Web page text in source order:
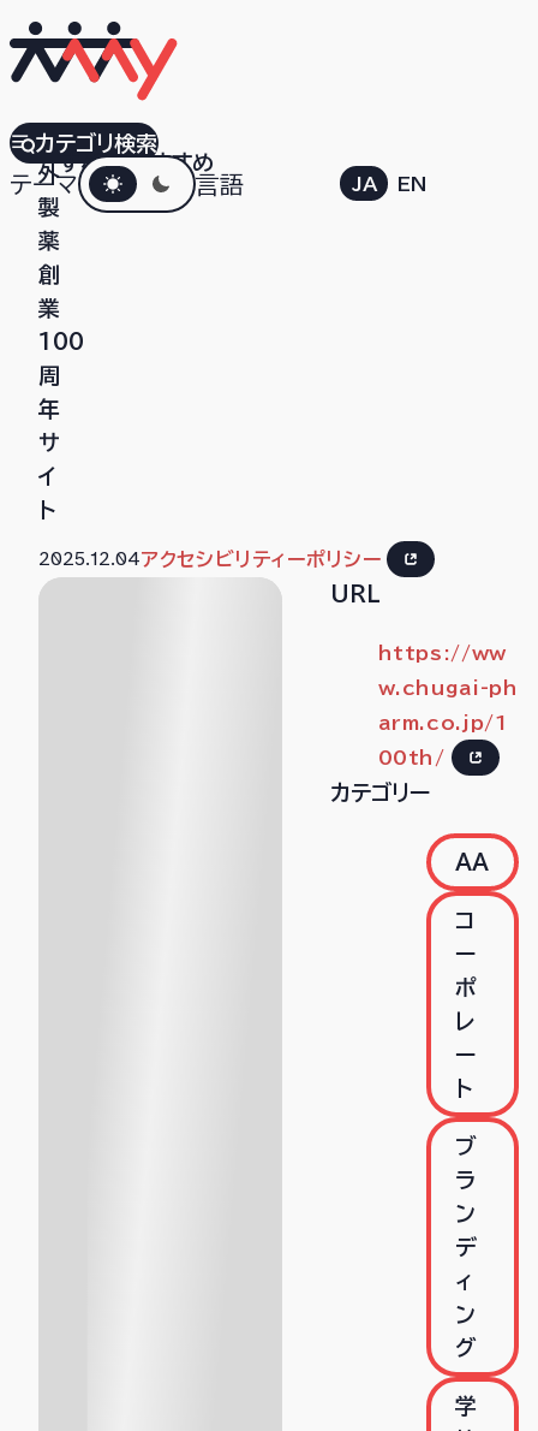
すべておすすめ
テーマダークモード言語 JA EN
カテゴリ検索
中
外
製
薬
創
業
100
周
年
サ
イ
ト
2025.12.04アクセシビリティーポリシー
URL
https://ww
w.chugai-ph
arm.co.jp/1
00th/
カテゴリー
AA
コ
ー
ポ
レ
ー
ト
ブ
ラ
ン
デ
ィ
ン
グ
学